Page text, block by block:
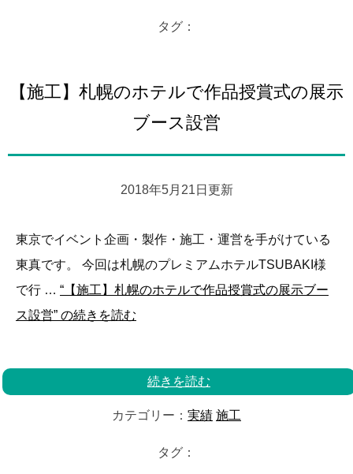
タグ：
【施工】札幌のホテルで作品授賞式の展示
ブース設営
2018年5月21日更新
東京でイベント企画・製作・施工・運営を手がけている
東真です。 今回は札幌のプレミアムホテルTSUBAKI様
で行 … “【施工】札幌のホテルで作品授賞式の展示ブー
ス設営” の続きを読む
続きを読む
カテゴリー： 実績 施工
タグ：